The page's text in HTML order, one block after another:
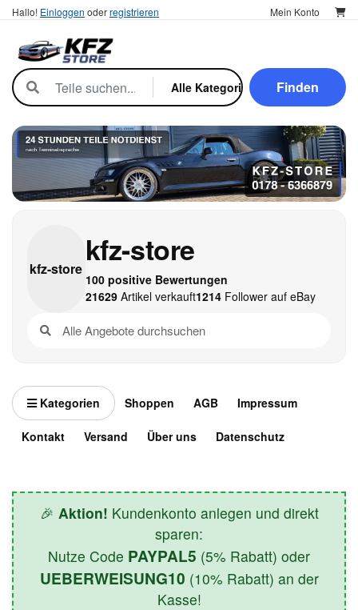
Hallo! Einloggen oderregistrieren Mein Konto
Finden
kfz-store
kfz-store
100 positive Bewertungen
21629Artikel verkauft1214Follower auf eBay
Kategorien Shoppen AGB Impressum
Kontakt Versand Über uns Datenschutz
🎉 Aktion! Kundenkonto anlegen und direkt
sparen:
Nutze Code PAYPAL5 (5% Rabatt) oder
UEBERWEISUNG10 (10% Rabatt) an der
Kasse!